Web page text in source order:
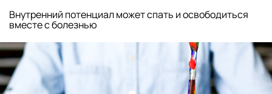
Внутренний потенциал может спать и освободиться
вместе с болезнью